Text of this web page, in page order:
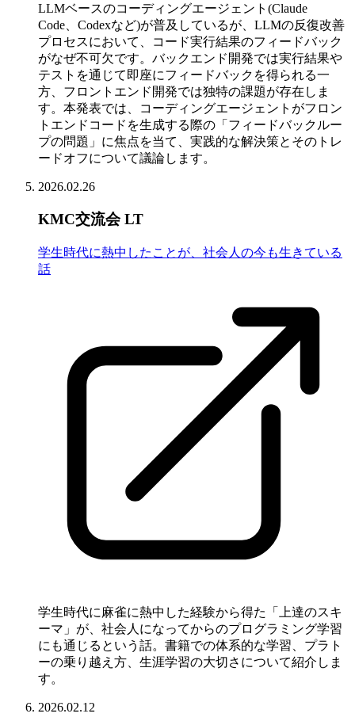
LLMベースのコーディングエージェント(Claude
Code、Codexなど)が普及しているが、LLMの反復改善
プロセスにおいて、コード実行結果のフィードバック
がなぜ不可欠です。バックエンド開発では実行結果や
テストを通じて即座にフィードバックを得られる一
方、フロントエンド開発では独特の課題が存在しま
す。本発表では、コーディングエージェントがフロン
トエンドコードを生成する際の「フィードバックルー
プの問題」に焦点を当て、実践的な解決策とそのトレ
ードオフについて議論します。
2026.02.26
KMC交流会 LT
学生時代に熱中したことが、社会人の今も生きている
話
学生時代に麻雀に熱中した経験から得た「上達のスキ
ーマ」が、社会人になってからのプログラミング学習
にも通じるという話。書籍での体系的な学習、プラト
ーの乗り越え方、生涯学習の大切さについて紹介しま
す。
2026.02.12